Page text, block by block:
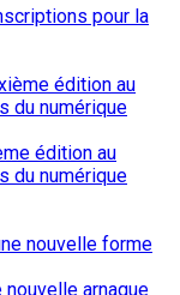
pour la
édition au
du numérique
nouvelle arnaque